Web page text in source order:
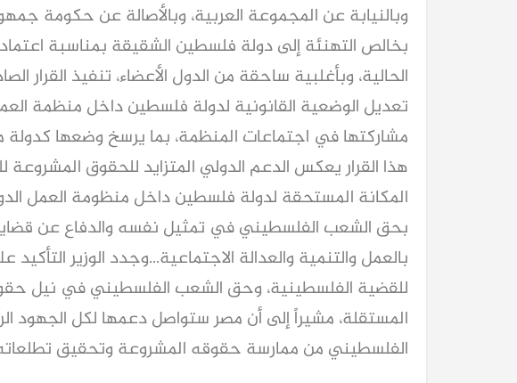
وبالنيابة عن المجموعة العربية، وبالأصالة عن حكومة
بخالص التهنئة إلى دولة فلسطين الشقيقة بمناسبة
الحالية، وبأغلبية ساحقة من الدول الأعضاء، تنفيذ القرار
تعديل الوضعية القانونية لدولة فلسطين داخل منظمة
مشاركتها في اجتماعات المنظمة، بما يرسخ وضعها كدولة
هذا القرار يعكس الدعم الدولي المتزايد للحقوق
المكانة المستحقة لدولة فلسطين داخل منظومة العمل
بحق الشعب الفلسطيني في تمثيل نفسه والدفاع عن
بالعمل والتنمية والعدالة الاجتماعية...وجدد الوزير
للقضية الفلسطينية، وحق الشعب الفلسطيني في نيل
المستقلة، مشيراً إلى أن مصر ستواصل دعمها لكل الجهود
الفلسطيني من ممارسة حقوقه المشروعة وتحقيق